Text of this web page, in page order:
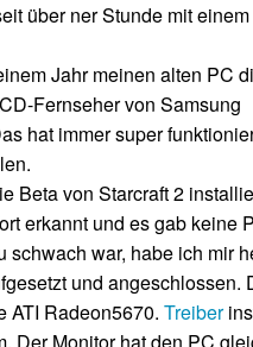
über ner Stunde mit
Jahr meinen alten PC
Fernseher von Samsung
hat immer super
Beta von Starcraft 2
erkannt und es gab keine
schwach war, habe ich mir
und angeschlossen.
ATI Radeon5670. Treiber